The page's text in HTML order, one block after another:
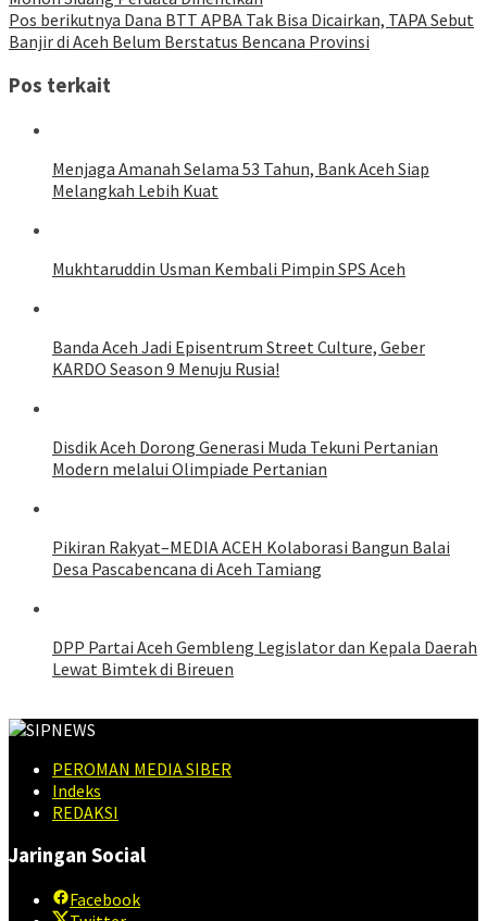
Pos berikutnya Dana BTT APBA Tak Bisa Dicairkan, TAPA Sebut
Banjir di Aceh Belum Berstatus Bencana Provinsi
Pos terkait
Menjaga Amanah Selama 53 Tahun, Bank Aceh Siap
Melangkah Lebih Kuat
Mukhtaruddin Usman Kembali Pimpin SPS Aceh
Banda Aceh Jadi Episentrum Street Culture, Geber
KARDO Season 9 Menuju Rusia!
Disdik Aceh Dorong Generasi Muda Tekuni Pertanian
Modern melalui Olimpiade Pertanian
Pikiran Rakyat–MEDIA ACEH Kolaborasi Bangun Balai
Desa Pascabencana di Aceh Tamiang
DPP Partai Aceh Gembleng Legislator dan Kepala Daerah
Lewat Bimtek di Bireuen
PEROMAN MEDIA SIBER
Indeks
REDAKSI
Jaringan Social
Facebook